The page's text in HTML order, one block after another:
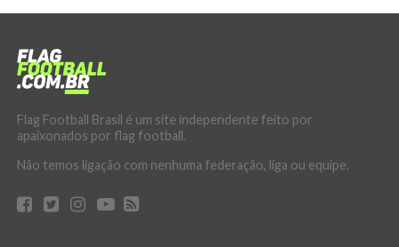
Flag Football Brasil é um site independente feito por
apaixonados por flag football.
Não temos ligação com nenhuma federação, liga ou equipe.